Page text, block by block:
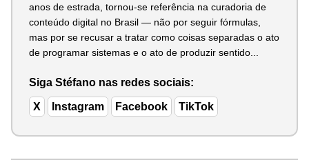
anos de estrada, tornou-se referência na curadoria de
conteúdo digital no Brasil — não por seguir fórmulas,
mas por se recusar a tratar como coisas separadas o ato
de programar sistemas e o ato de produzir sentido...
Siga Stéfano nas redes sociais:
X Instagram Facebook TikTok